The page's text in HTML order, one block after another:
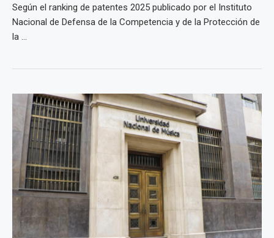
Según el ranking de patentes 2025 publicado por el Instituto
Nacional de Defensa de la Competencia y de la Protección de
la ...